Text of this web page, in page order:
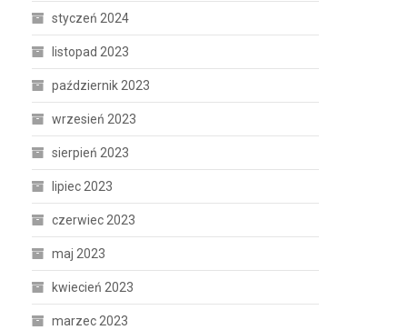
styczeń 2024
listopad 2023
październik 2023
wrzesień 2023
sierpień 2023
lipiec 2023
czerwiec 2023
maj 2023
kwiecień 2023
marzec 2023